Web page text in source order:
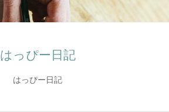
はっぴー日記
はっぴー日記